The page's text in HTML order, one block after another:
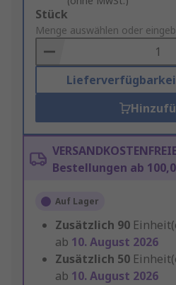
Add
to
Basket
Stück
Menge auswählen oder
Bestellungen ab
Auf Lager
Zusätzlich 90
ab 10. August 2026
Zusätzlich 50
ab 10. August 2026